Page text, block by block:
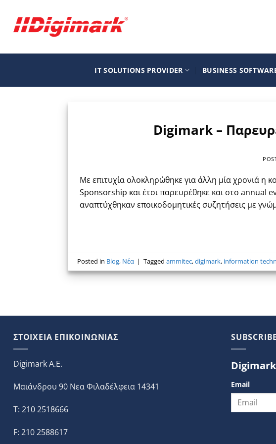
περιεχόμενο
IT SOLUTIONS PROVIDER BUSINESS
Digimark –
Με επιτυχία ολοκληρώθηκε για άλλη μία χρονιά
Sponsorship και έτσι παρευρέθηκε και στο
αναπτύχθηκαν εποικοδομητικές συζητήσεις με
Posted in Blog, Νέα | Taggedammitec,digimark, information
ΣΤΟΙΧΕΙΑ ΕΠΙΚΟΙΝΩΝΙΑΣ
Digimark A.E.
Μαιάνδρου 90 Νεα Φιλαδέλφεια 14341
T: 210 2518666
F: 210 2588617
Email